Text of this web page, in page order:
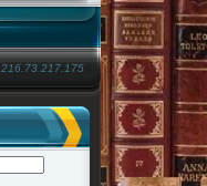
216.73.217.175